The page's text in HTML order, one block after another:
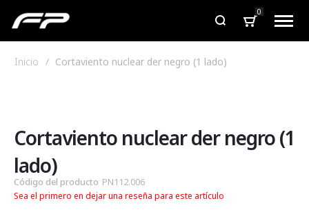
0
Inicio Cortaviento nuclear der negro (1 lado)
de
la
galería
de
imágenes
de
la
galería
de
imágenes
Cortaviento nuclear der negro (1
lado)
Código del producto PN112.006
Sea el primero en dejar una reseña para este artículo